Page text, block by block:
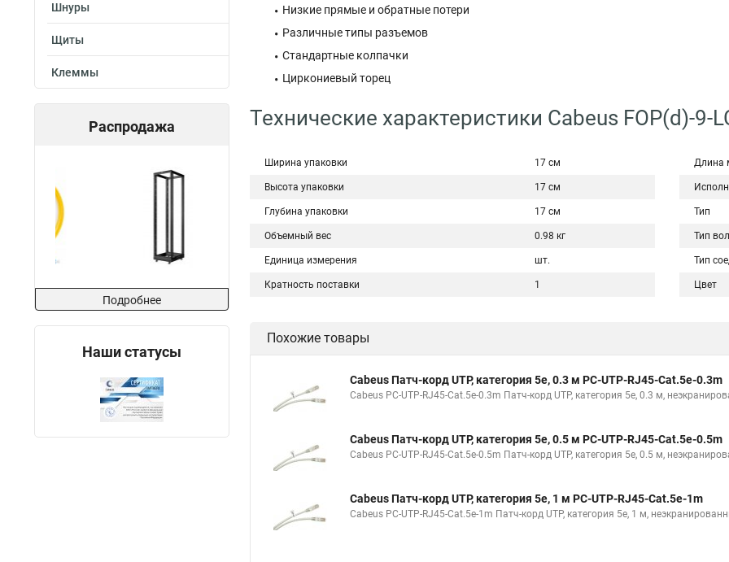
Шнуры
Щиты
Клеммы
Распродажа
Подробнее
Наши статусы
Низкие прямые и обратные потери
Различные типы разъемов
Стандартные колпачки
Циркониевый торец
Технические характеристики Cabeus FOP(d)-9-
Ширина упаковки 17 см
Высота упаковки 17 см
Глубина упаковки 17 см
Объемный вес 0.98 кг
Единица измерения шт.
Кратность поставки 1
Длина
Тип
Тип
Тип
Цвет
Похожие товары
Cabeus Патч-корд UTP, категория 5e, 0.3 м PC-UTP-RJ45-Cat.5e-0.3m
Cabeus PC-UTP-RJ45-Cat.5e-0.3m Патч-корд UTP, категория 5e, 0.3 м,
Cabeus Патч-корд UTP, категория 5e, 0.5 м PC-UTP-RJ45-Cat.5e-0.5m
Cabeus PC-UTP-RJ45-Cat.5e-0.5m Патч-корд UTP, категория 5e, 0.5 м,
Cabeus Патч-корд UTP, категория 5e, 1 м PC-UTP-RJ45-Cat.5e-1m
Cabeus PC-UTP-RJ45-Cat.5e-1m Патч-корд UTP, категория 5e, 1 м,